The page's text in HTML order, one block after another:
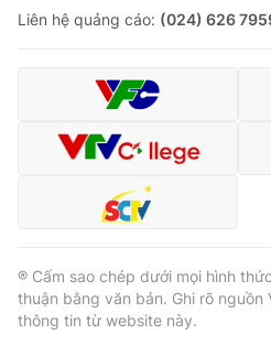
Liên hệ quảng cáo: (024) 626
® Cấm sao chép dưới mọi hình
thuận bằng văn bản. Ghi rõ nguồn
thông tin từ website này.